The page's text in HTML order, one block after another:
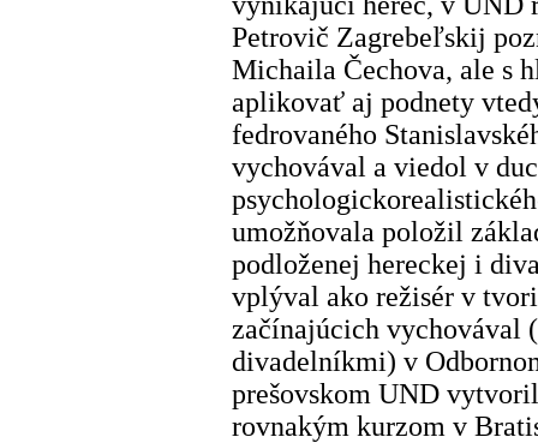
Petrovič Zagrebeľskij
Michaila Čechova, ale s
aplikovať aj podnety
fedrovaného
vychovával a viedol v
umožňovala položil
podloženej hereckej i
vplýval ako režisér v
začínajúcich vychovával
divadelníkmi) v
prešovskom UND
rovnakým kurzom v